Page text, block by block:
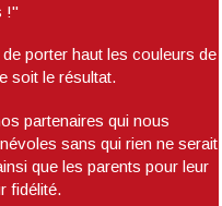
!"
porter haut les couleurs de
soit le résultat.
partenaires qui nous
sans qui rien ne serait
que les parents pour leur
fidélité.